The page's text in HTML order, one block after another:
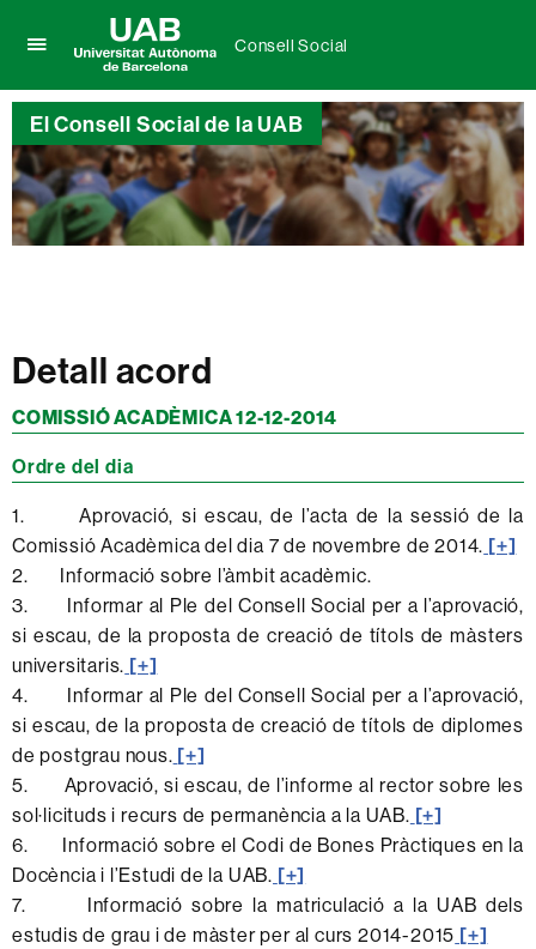
per
desplegar
el
menú
de
Consell
Social
Universitat
Autònoma
de
Barcelona
Consell Social
El Consell Social de la UAB
Detall acord
COMISSIÓ ACADÈMICA 12-12-2014
Ordre del dia
1. Aprovació, si escau, de l’acta de la sessió de la
Comissió Acadèmica del dia 7 de novembre de 2014. [+]
2. Informació sobre l’àmbit acadèmic.
3. Informar al Ple del Consell Social per a l’aprovació,
si escau, de la proposta de creació de títols de màsters
universitaris. [+]
4. Informar al Ple del Consell Social per a l’aprovació,
si escau, de la proposta de creació de títols de diplomes
de postgrau nous. [+]
5. Aprovació, si escau, de l’informe al rector sobre les
sol·licituds i recurs de permanència a la UAB. [+]
6. Informació sobre el Codi de Bones Pràctiques en la
Docència i l’Estudi de la UAB. [+]
7. Informació sobre la matriculació a la UAB dels
estudis de grau i de màster per al curs 2014-2015 [+]